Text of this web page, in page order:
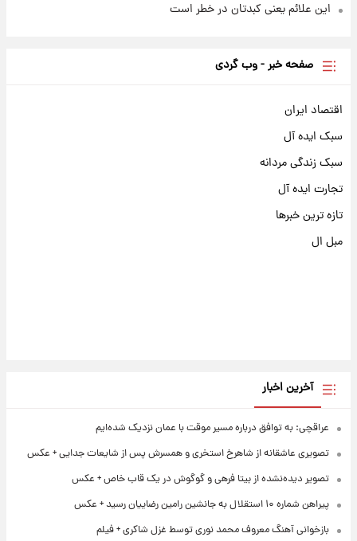
این علائم یعنی کبدتان در خطر است
صفحه خبر - وب گردی
اقتصاد ایران
سبک ایده آل
سبک زندگی مردانه
تجارت ایده آل
تازه ترین خبرها
مبل ال
آخرین اخبار
عراقچی: به توافق درباره مسیر موقت با عمان نزدیک شده‌ایم
تصویری عاشقانه از شاهرخ استخری و همسرش پس از شایعات جدایی + عکس
تصویر دیده‌نشده از بیتا فرهی و گوگوش در یک قاب خاص + عکس
پیراهن شماره ۱۰ استقلال به جانشین رامین رضاییان رسید + عکس
بازخوانی آهنگ معروف محمد نوری توسط غزل شاکری + فیلم